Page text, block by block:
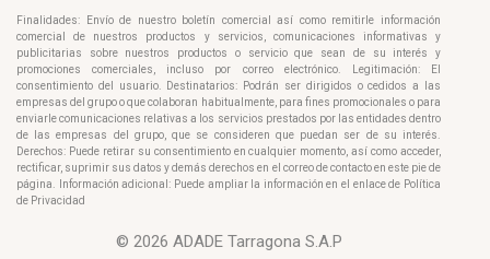
Finalidades: Envío de nuestro boletín comercial así como remitirle información
comercial de nuestros productos y servicios, comunicaciones informativas y
publicitarias sobre nuestros productos o servicio que sean de su interés y
promociones comerciales, incluso por correo electrónico. Legitimación: El
consentimiento del usuario. Destinatarios: Podrán ser dirigidos o cedidos a las
empresas del grupo o que colaboran habitualmente, para fines promocionales o para
enviarle comunicaciones relativas a los servicios prestados por las entidades dentro
de las empresas del grupo, que se consideren que puedan ser de su interés.
Derechos: Puede retirar su consentimiento en cualquier momento, así como acceder,
rectificar, suprimir sus datos y demás derechos en el correo de contacto en este pie de
página. Información adicional: Puede ampliar la información en el enlace de Política
de Privacidad
© 2026 ADADE Tarragona S.A.P